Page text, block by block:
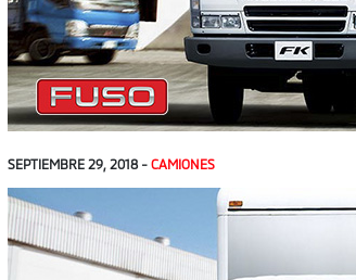
SEPTIEMBRE 29, 2018 - CAMIONES